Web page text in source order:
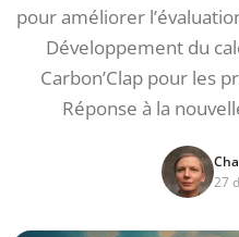
pour améliorer
Développement du
Carbon’Clap pour les
Réponse à la
27